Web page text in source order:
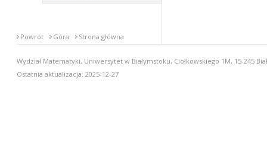
Powrót Góra Strona główna
Wydział Matematyki, Uniwersytet w Białymstoku, Ciołkowskiego 1M, 15-245
Ostatnia aktualizacja: 2025-12-27